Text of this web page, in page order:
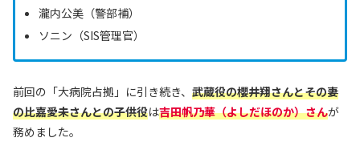
瀧内公美（警部補）
ソニン（SIS管理官）
前回の「大病院占拠」に引き続き、 武蔵役の櫻井翔さんとその妻
の比嘉愛未さんとの子供役は吉田帆乃華（よしだほのか）さんが
務めました。